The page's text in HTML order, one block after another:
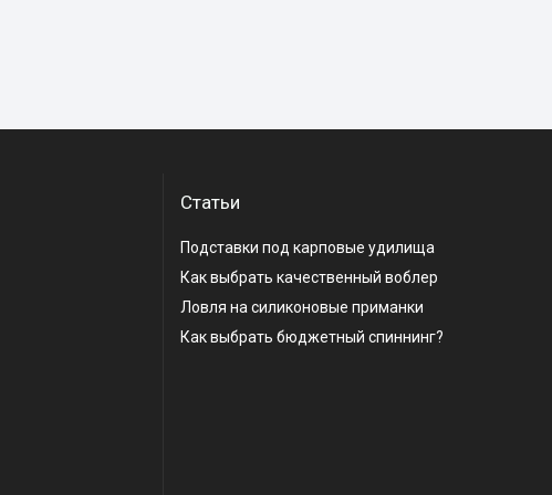
Статьи
Подставки под карповые удилища
Как выбрать качественный воблер
Ловля на силиконовые приманки
Как выбрать бюджетный спиннинг?